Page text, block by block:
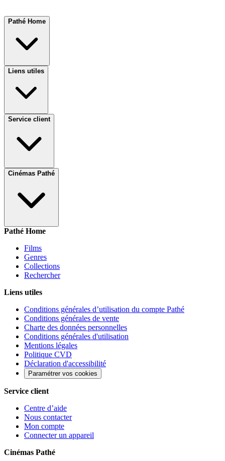
Pathé Home
Liens utiles
Service client
Cinémas Pathé
Pathé Home
Films
Genres
Collections
Rechercher
Liens utiles
Conditions générales d’utilisation du compte Pathé
Conditions générales de vente
Charte des données personnelles
Conditions générales d'utilisation
Mentions légales
Politique CVD
Déclaration d'accessibilité
Paramétrer vos cookies
Service client
Centre d’aide
Nous contacter
Mon compte
Connecter un appareil
Cinémas Pathé